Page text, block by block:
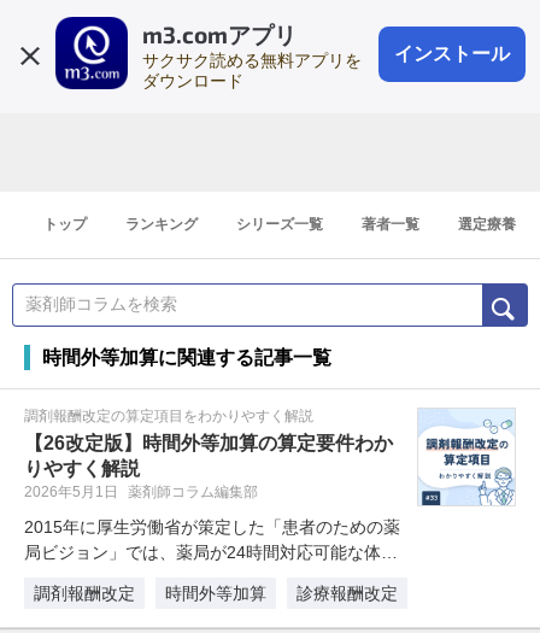
m3.comアプリ
サクサク読める無料アプリを
ダウンロード
インストール
会員登録
登録1分
トップ ランキング シリーズ一覧 著者一覧 選定療養
時間外等加算に関連する記事一覧
調剤報酬改定の算定項目をわかりやすく解説
【26改定版】時間外等加算の算定要件わか
りやすく解説
2026年5月1日 薬剤師コラム編集部
2015年に厚生労働省が策定した「患者のための薬
局ビジョン」では、薬局が24時間対応可能な体制
調剤報酬改定
時間外等加算 診療報酬改定